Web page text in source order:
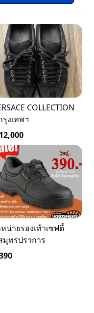
COLLECTION
รุงเทพฯ
12,000
น่ายรองเท้าเซฟตี้
มุทรปราการ